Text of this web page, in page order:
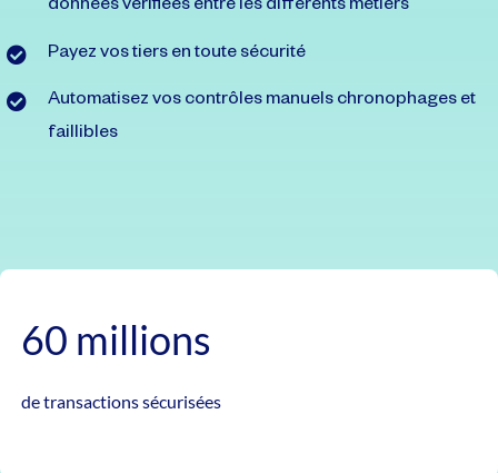
données vérifiées entre les différents métiers
Payez vos tiers en toute sécurité
Automatisez vos contrôles manuels chronophages et
faillibles
60 millions
de transactions sécurisées